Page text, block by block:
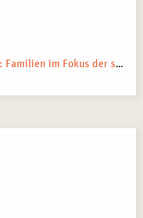
Essstörungen gemeinsam heilen: Familien im Fokus der systemischen Therapie